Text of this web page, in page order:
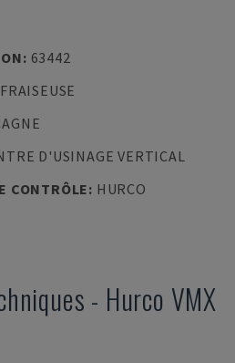
: 63442
FRAISEUSE
D'USINAGE VERTICAL
CONTRÔLE: HURCO
- Hurco VMX